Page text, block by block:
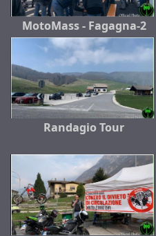
MotoMass - Fagagna-2
Randagio Tour